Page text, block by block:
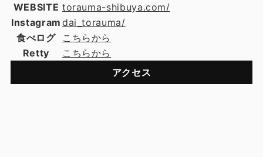
WEBSITE torauma-shibuya.com/
Instagram dai_torauma/
食べログ
こちらから
Retty
こちらから
アクセス